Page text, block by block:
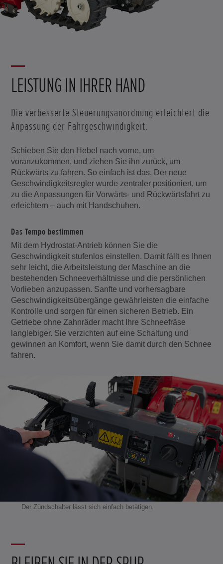
LEISTUNG IN IHRER HAND
Die verbesserte Steuerungsanordnung erleichtert die
Anpassung der Fahrgeschwindigkeit.
Schieben Sie den Hebel nach vorne, um
voranzukommen, und ziehen Sie ihn zurück, um
Rückwärts zu fahren. So einfach ist das. Der neue
Geschwindigkeitsregler wurde zentraler positioniert, um
zu die Anpassungen für Vorwärts- und Rückwärtsfahrt zu
erleichtern – auch mit Handschuhen.
Das Tempo bestimmen
Mit dem Hydrostat-Antrieb können Sie die
Geschwindigkeit stufenlos einstellen. Damit fällt es Ihnen
sehr leicht, die Arbeitsleistung der Maschine an die
bestehenden Schneeverhältnisse und die persönlichen
Vorlieben anzupassen. Sanfte und vorhersagbare
Geschwindigkeitsübergänge gewährleisten die einfache
Kontrolle und sorgen für einen sicheren Betrieb. Ein
Getriebe ohne Zahnräder macht Ihre Schneefräse
langlebiger. Sie verzichten auf eine Schaltung und
gewinnen an Komfort, wenn Sie damit durch den Schnee
fahren.
Der Zündschalter lässt sich einfach betätigen.